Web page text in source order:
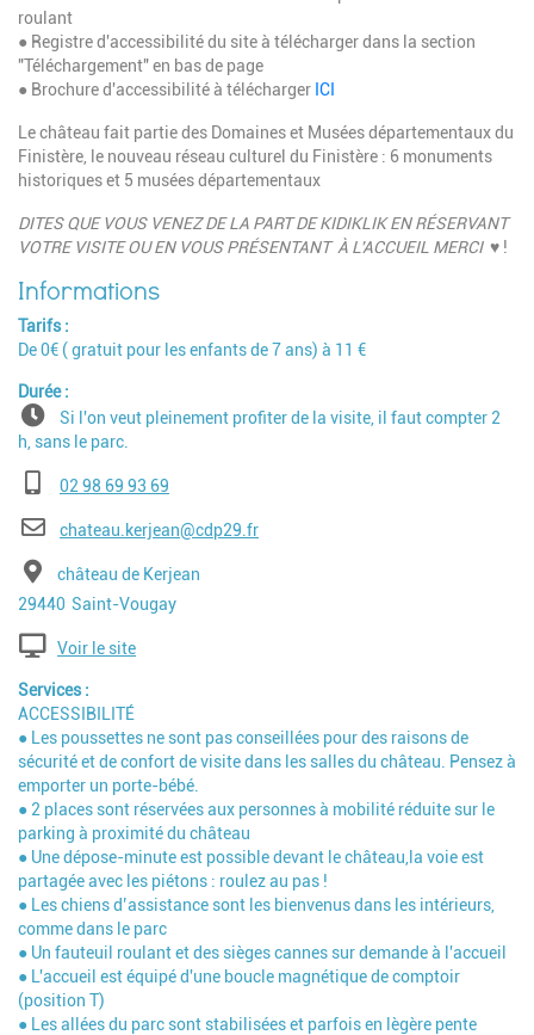
roulant
● Registre d'accessibilité du site à télécharger dans la section
"Téléchargement" en bas de page
● Brochure d'accessibilité à télécharger ICI
Le château fait partie des Domaines et Musées départementaux du
Finistère, le nouveau réseau culturel du Finistère : 6 monuments
historiques et 5 musées départementaux
DITES QUE VOUS VENEZ DE LA PART DE KIDIKLIK EN RÉSERVANT
VOTRE VISITE OU EN VOUS PRÉSENTANT À L'ACCUEIL MERCI ♥ !
Tarifs
De 0€ ( gratuit pour les enfants de 7 ans) à 11 €
Durée
Si l'on veut pleinement profiter de la visite, il faut compter 2
h, sans le parc.
Téléphone02 98 69 93 69
E-mailchateau.kerjean@cdp29.fr
Adressechâteau de Kerjean
Code postal
29440 Ville
Saint-Vougay
Voir le site
Services
ACCESSIBILITÉ
● Les poussettes ne sont pas conseillées pour des raisons de
sécurité et de confort de visite dans les salles du château. Pensez à
emporter un porte-bébé.
● 2 places sont réservées aux personnes à mobilité réduite sur le
parking à proximité du château
● Une dépose-minute est possible devant le château,la voie est
partagée avec les piétons : roulez au pas !
● Les chiens d’assistance sont les bienvenus dans les intérieurs,
comme dans le parc
● Un fauteuil roulant et des sièges cannes sur demande à l'accueil
● L'accueil est équipé d'une boucle magnétique de comptoir
(position T)
● Les allées du parc sont stabilisées et parfois en lègère pente